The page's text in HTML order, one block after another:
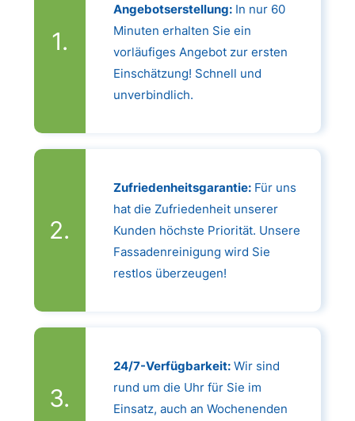
Angebotserstellung:In nur 60
Minuten erhalten Sie ein
vorläufiges Angebot zur ersten
Einschätzung! Schnell und
unverbindlich.
Zufriedenheitsgarantie:Für uns
hat die Zufriedenheit unserer
Kunden höchste Priorität. Unsere
Fassadenreinigung wird Sie
restlos überzeugen!
24/7-Verfügbarkeit:Wir sind
rund um die Uhr für Sie im
Einsatz, auch an Wochenenden